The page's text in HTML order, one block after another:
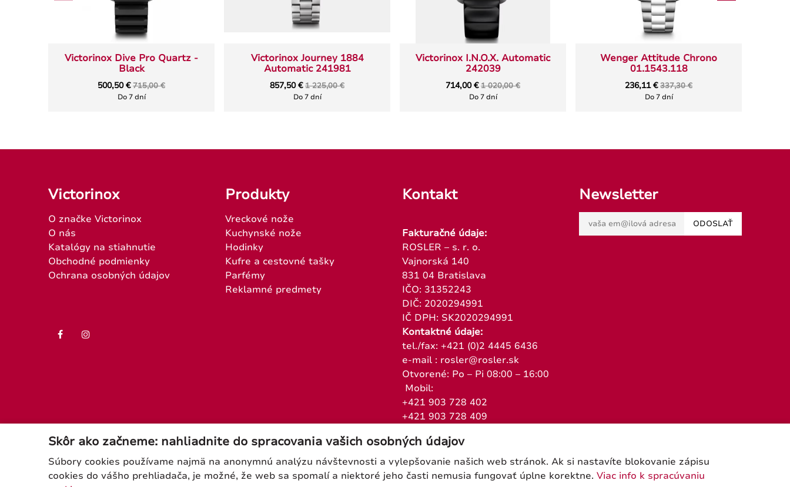
Victorinox Dive Pro Quartz -
Black
500,50 €715,00 €
Do 7 dní
Victorinox Journey 1884
Automatic 241981
857,50 €1 225,00 €
Do 7 dní
Victorinox I.N.O.X. Automatic
242039
714,00 €1 020,00 €
Do 7 dní
Wenger Attitude Chrono
01.1543.118
236,11 €337,30 €
Do 7 dní
Victorinox
O značke Victorinox
O nás
Katalógy na stiahnutie
Obchodné podmienky
Ochrana osobných údajov
Produkty
Vreckové nože
Kuchynské nože
Hodinky
Kufre a cestovné tašky
Parfémy
Reklamné predmety
Kontakt
Fakturačné údaje:
ROSLER – s. r. o.
Vajnorská 140
831 04 Bratislava
IČO: 31352243
DIČ: 2020294991
IČ DPH: SK2020294991
Kontaktné údaje:
tel./fax: +421 (0)2 4445 6436
e-mail : rosler@rosler.sk
Otvorené: Po – Pi 08:00 – 16:00
Mobil:
+421 903 728 402
+421 903 728 409
Newsletter
ODOSLAŤ
Skôr ako začneme: nahliadnite do spracovania vašich osobných údajov
Súbory cookies používame najmä na anonymnú analýzu návštevnosti a vylepšovanie našich web stránok. Ak si nastavíte blokovanie zápisu
cookies do vášho prehliadača, je možné, že web sa spomalí a niektoré jeho časti nemusia fungovať úplne korektne. Viac info k spracúvaniu